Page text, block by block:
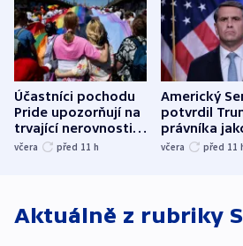
Účastníci pochodu
Pride upozorňují na
trvající nerovnosti i
společenskou
včera před 11 h
Americký
potvrdil
právníka
ministra
včera před 11
Aktuálně z rubriky